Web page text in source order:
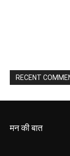
RECENT
मन की बात